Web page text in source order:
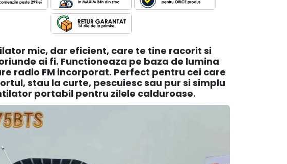
mic, dar eficient, care te tine racorit si
ai fi. Functioneaza pe baza de lumina
radio FM incorporat. Perfect pentru cei care
stau la curte, pescuiesc sau pur si simplu
portabil pentru zilele calduroase.